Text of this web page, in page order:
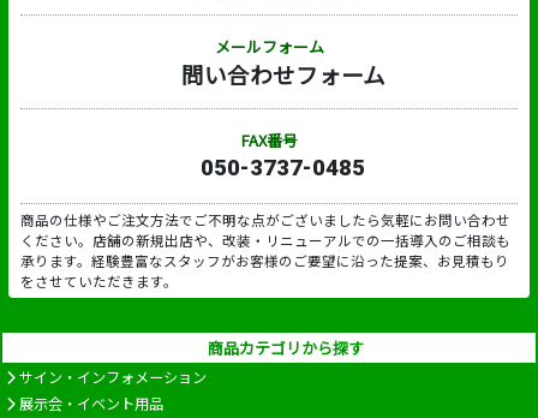
メールフォーム
問い合わせフォーム
FAX番号
050-3737-0485
商品の仕様やご注文方法でご不明な点がございましたら気軽にお問い合わせ
ください。店舗の新規出店や、改装・リニューアルでの一括導入のご相談も
承ります。経験豊富なスタッフがお客様のご要望に沿った提案、お見積もり
をさせていただきます。
商品カテゴリから探す
サイン・インフォメーション
展示会・イベント用品